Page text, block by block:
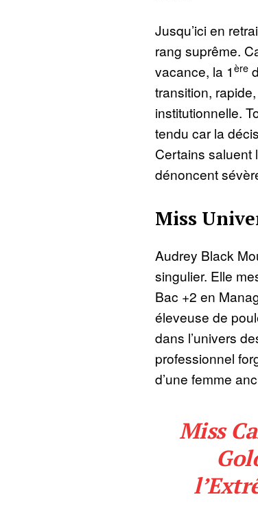
Jusqu’ici en
rang suprême.
vacance, la 1ère
transition,
institutionnelle.
tendu car la
Certains saluent
dénoncent
Miss
Audrey Black
singulier. Elle
Bac +2 en
éleveuse de
dans l’univers
professionnel
d’une femme
Miss